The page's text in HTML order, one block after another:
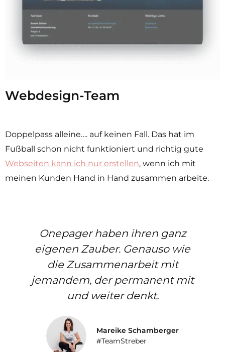
Webdesign-Team
Doppelpass alleine…. auf keinen Fall. Das hat im
Fußball schon nicht funktioniert und richtig gute
Webseiten kann ich nur erstellen, wenn ich mit
meinen Kunden Hand in Hand zusammen arbeite.
Onepager haben ihren ganz
eigenen Zauber. Genauso wie
die Zusammenarbeit mit
jemandem, der permanent mit
und weiter denkt.
Mareike Schamberger
#TeamStreber